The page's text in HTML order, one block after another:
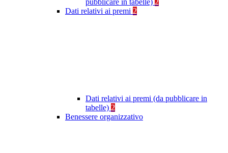
pubblicare in tabelle) 2
Dati relativi ai premi 2
Dati relativi ai premi (da pubblicare in
tabelle) 2
Benessere organizzativo